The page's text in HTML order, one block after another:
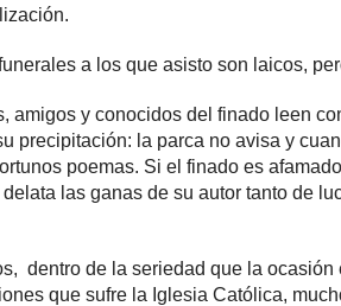
a los que asisto son laicos,
amigos y conocidos del finado leen
precipitación: la parca no avisa y
poemas. Si el finado es
las ganas de su autor tanto de
dentro de la seriedad que la
que sufre la Iglesia Católica,